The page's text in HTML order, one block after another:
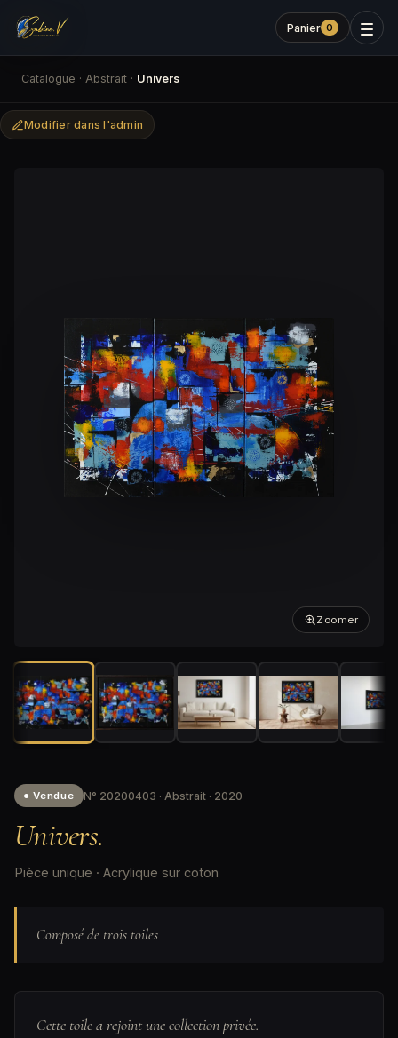
Panier 0
Catalogue · Abstrait · Univers
Modifier dans l'admin
Zoomer
● Vendue N° 20200403 · Abstrait · 2020
Univers.
Pièce unique · Acrylique sur coton
Composé de trois toiles
Cette toile a rejoint une collection privée.